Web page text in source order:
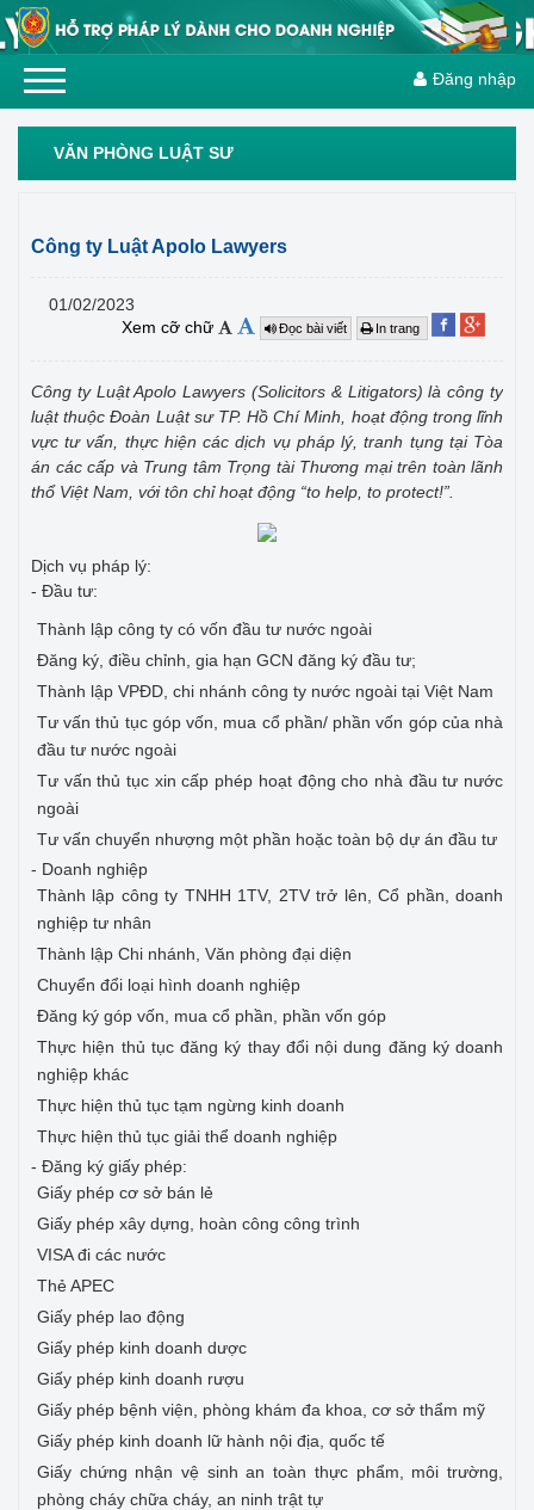
Đăng nhập
VĂN PHÒNG LUẬT SƯ
Công ty Luật Apolo Lawyers
01/02/2023
Xem cỡ chữ
Đọc bài viết In trang
Công ty Luật Apolo Lawyers (Solicitors & Litigators) là công ty
luật thuộc Đoàn Luật sư TP. Hồ Chí Minh, hoạt động trong lĩnh
vực tư vấn, thực hiện các dịch vụ pháp lý, tranh tụng tại Tòa
án các cấp và Trung tâm Trọng tài Thương mại trên toàn lãnh
thổ Việt Nam, với tôn chỉ hoạt động “to help, to protect!”.
Dịch vụ pháp lý:
- Đầu tư:
Thành lập công ty có vốn đầu tư nước ngoài
Đăng ký, điều chỉnh, gia hạn GCN đăng ký đầu tư;
Thành lập VPĐD, chi nhánh công ty nước ngoài tại Việt Nam
Tư vấn thủ tục góp vốn, mua cổ phần/ phần vốn góp của nhà
đầu tư nước ngoài
Tư vấn thủ tục xin cấp phép hoạt động cho nhà đầu tư nước
ngoài
Tư vấn chuyển nhượng một phần hoặc toàn bộ dự án đầu tư
- Doanh nghiệp
Thành lập công ty TNHH 1TV, 2TV trở lên, Cổ phần, doanh
nghiệp tư nhân
Thành lập Chi nhánh, Văn phòng đại diện
Chuyển đổi loại hình doanh nghiệp
Đăng ký góp vốn, mua cổ phần, phần vốn góp
Thực hiện thủ tục đăng ký thay đổi nội dung đăng ký doanh
nghiệp khác
Thực hiện thủ tục tạm ngừng kinh doanh
Thực hiện thủ tục giải thể doanh nghiệp
- Đăng ký giấy phép:
Giấy phép cơ sở bán lẻ
Giấy phép xây dựng, hoàn công công trình
VISA đi các nước
Thẻ APEC
Giấy phép lao động
Giấy phép kinh doanh dược
Giấy phép kinh doanh rượu
Giấy phép bệnh viện, phòng khám đa khoa, cơ sở thẩm mỹ
Giấy phép kinh doanh lữ hành nội địa, quốc tế
Giấy chứng nhận vệ sinh an toàn thực phẩm, môi trường,
phòng cháy chữa cháy, an ninh trật tự